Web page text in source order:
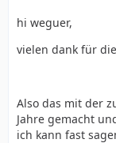
hi weguer,
vielen dank für
Also das mit der
Jahre gemacht
ich kann fast